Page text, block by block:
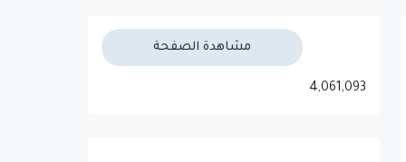
مشاهدة الصفحة
4,061,093